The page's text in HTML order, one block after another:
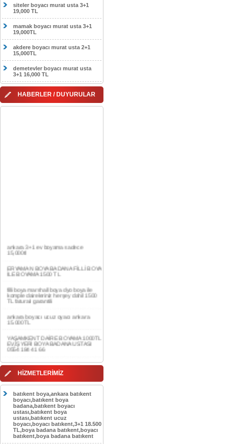
siteler boyacı murat usta 3+1
19,000 TL
mamak boyacı murat usta 3+1
19,000TL
akdere boyacı murat usta 2+1
15,000TL
demetevler boyacı murat usta
3+1 16,000 TL
HABERLER / DUYURULAR
ERYAMAN BOYA BADANA FİLLİ BOYA
İLE BOYAMA 1500 TL
filli boya marshall boya dyo boya ile
komple daireleriniz herşey dahil 1500
ankara boyacı ucuz oyacı ankara
15.000TL
YAŞAMKENT DAİRE BOYAMA 1000TL
EV,İŞYERİ BOYA BADANA USTASI
AKDERE DAİRE BOYAMA 1000TL
EV,İŞYERİ BOYA BADANA USTASI
CEBECİ DAİRE BOYAMA 1000TL
0554 184 41 66
HASKÖY DAİRE BOYAMA 1000TL
EV,İŞYERİ BOYA BADANA USTASI
0554 184 41 66
GÖLBAŞI DAİRE BOYAMA 1000TL
EV,İŞYERİ BOYA BADANA USTASI
0554 184 41 66
HİZMETLERİMİZ
batıkent boya,ankara batıkent
boyacı,batıkent boya
badana,batıkent boyacı
ustası,batıkent boya
ustası,batıkent ucuz
boyacı,boyacı batıkent,3+1 18.500
TL,boya badana batıkent,boyacı
batıkent,boya badana batıkent